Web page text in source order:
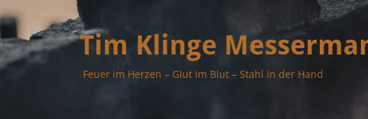
Tim Klinge
Feuer im Herzen – Glut im Blut – Stahl in der Hand